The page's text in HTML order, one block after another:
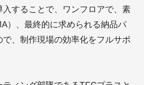
することで、ワンフロアで、素
）、最終的に求められる納品パ
、制作現場の効率化をフルサポ